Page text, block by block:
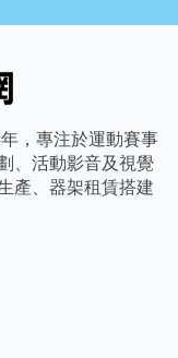
，專注於運動賽事
、活動影音及視覺
產、器架租賃搭建